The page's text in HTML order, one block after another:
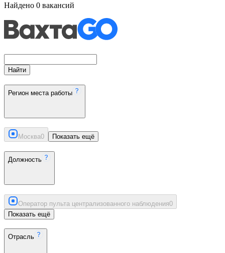
Найдено 0 вакансий
Найти
Регион места работы
Москва0 Показать ещё
Должность
Оператор пульта централизованного наблюдения0
Показать ещё
Отрасль